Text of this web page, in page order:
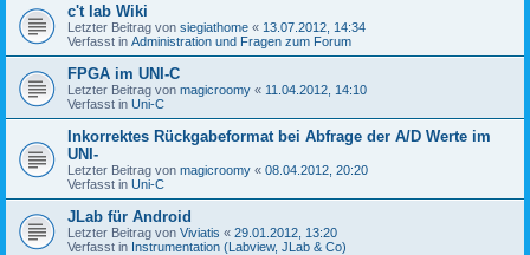
c't lab Wiki
Letzter Beitrag von siegiathome « 13.07.2012, 14:34
Verfasst in Administration und Fragen zum Forum
FPGA im UNI-C
Letzter Beitrag von magicroomy « 11.04.2012, 14:10
Verfasst in Uni-C
Inkorrektes Rückgabeformat bei Abfrage der A/D Werte im
UNI-
Letzter Beitrag von magicroomy « 08.04.2012, 20:20
Verfasst in Uni-C
JLab für Android
Letzter Beitrag von Viviatis « 29.01.2012, 13:20
Verfasst in Instrumentation (Labview, JLab & Co)